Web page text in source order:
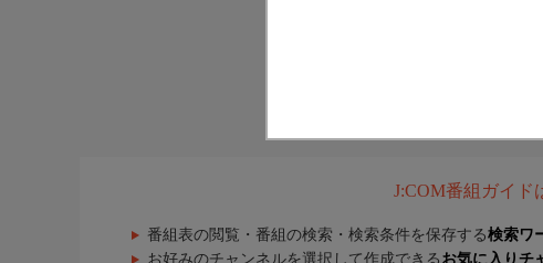
J:COM番組ガイド
番組表の閲覧・番組の検索・検索条件を保存する検索ワ
お好みのチャンネルを選択して作成できる お気に入りチ